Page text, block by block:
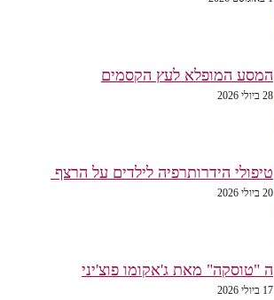
המסע המופלא לעץ הקסמים
28 ביולי 2026
טיפולי הידרותרפיה לילדים על הרצף
20 ביולי 2026
ה "טוסקה" מאת ג'אקומו פוצ'יני
17 ביולי 2026